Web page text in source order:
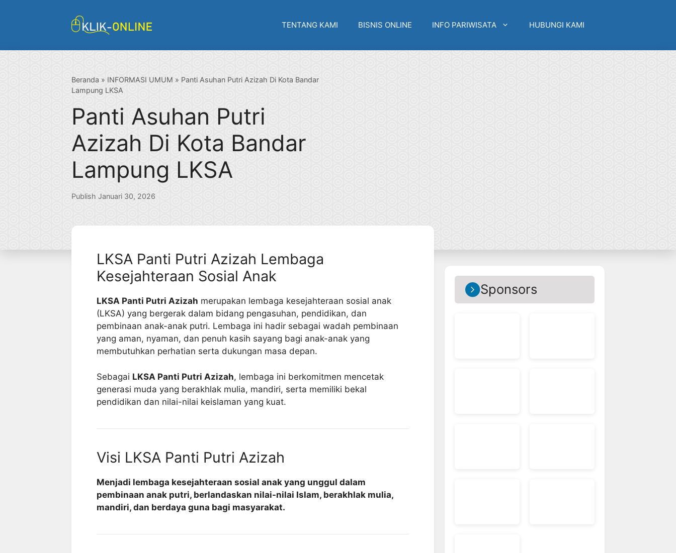
TENTANG KAMI BISNIS ONLINE INFO PARIWISATA HUBUNGI KAMI
Beranda » INFORMASI UMUM » Panti Asuhan Putri Azizah Di Kota Bandar
Lampung LKSA
Panti Asuhan Putri
Azizah Di Kota Bandar
Lampung LKSA
Publish Januari 30, 2026
LKSA Panti Putri Azizah Lembaga
Kesejahteraan Sosial Anak
LKSA Panti Putri Azizah merupakan lembaga kesejahteraan sosial anak
(LKSA) yang bergerak dalam bidang pengasuhan, pendidikan, dan
pembinaan anak-anak putri. Lembaga ini hadir sebagai wadah pembinaan
yang aman, nyaman, dan penuh kasih sayang bagi anak-anak yang
membutuhkan perhatian serta dukungan masa depan.
Sebagai LKSA Panti Putri Azizah, lembaga ini berkomitmen mencetak
generasi muda yang berakhlak mulia, mandiri, serta memiliki bekal
pendidikan dan nilai-nilai keislaman yang kuat.
Visi LKSA Panti Putri Azizah
Menjadi lembaga kesejahteraan sosial anak yang unggul dalam
pembinaan anak putri, berlandaskan nilai-nilai Islam, berakhlak mulia,
mandiri, dan berdaya guna bagi masyarakat.
Sponsors